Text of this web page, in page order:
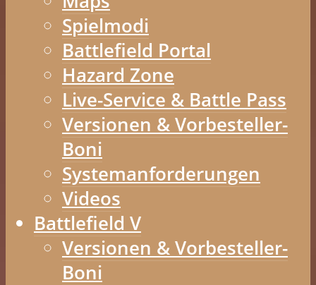
Spielmodi
Battlefield Portal
Hazard Zone
Live-Service & Battle Pass
Versionen & Vorbesteller-
Boni
Systemanforderungen
Videos
Battlefield V
Versionen & Vorbesteller-
Boni